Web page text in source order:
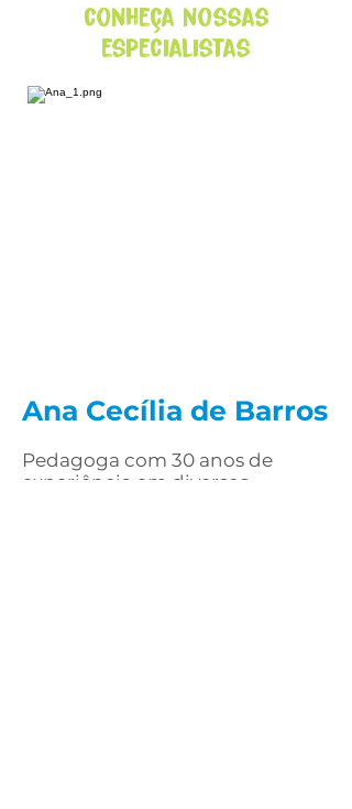
conheça nossas
especialistas
Ana Cecília de Barros
Pedagoga com 30 anos de
experiência em diversos